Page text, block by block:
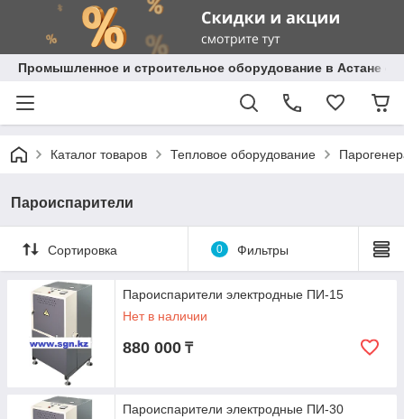
Промышленное и строительное оборудование в Астане с
Каталог товаров Тепловое оборудование
Пароиспарители
Сортировка 0 Фильтры
Пароиспарители электродные ПИ-15
Нет в наличии
880 000 ₸
Пароиспарители электродные ПИ-30